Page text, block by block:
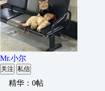
Mr.小尔
关注 私信
精华：0帖